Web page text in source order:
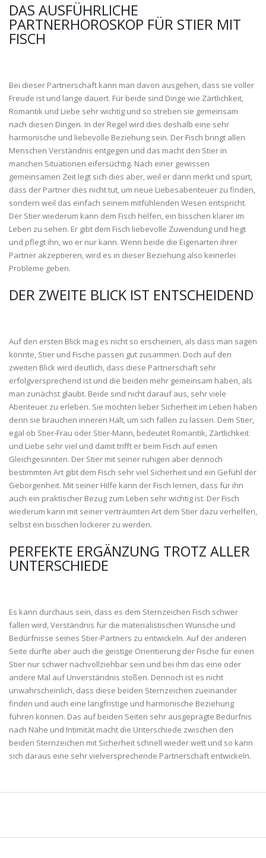
DAS AUSFÜHRLICHE
PARTNERHOROSKOP FÜR STIER MIT
FISCH
Bei dieser Partnerschaft kann man davon ausgehen, dass sie voller
Freude ist und lange dauert. Für beide sind Dinge wie Zärtlichkeit,
Romantik und Liebe sehr wichtig und so streben sie gemeinsam
nach diesen Dingen. In der Regel wird dies deshalb eine sehr
harmonische und liebevolle Beziehung sein. Der Fisch bringt allen
Menschen Verständnis entgegen und das macht den Stier in
manchen Situationen eifersüchtig. Nach einer gewissen
gemeinsamen Zeit legt sich dies aber, weil er dann merkt und spürt,
dass der Partner dies nicht tut, um neue Liebesabenteuer zu finden,
sondern weil das einfach seinem mitfühlenden Wesen entspricht.
Der Stier wiederum kann dem Fisch helfen, ein bisschen klarer im
Leben zu sehen. Er gibt dem Fisch liebevolle Zuwendung und hegt
und pflegt ihn, wo er nur kann. Wenn beide die Eigenarten ihrer
Partner akzeptieren, wird es in dieser Beziehung also keinerlei
Probleme geben.
DER ZWEITE BLICK IST ENTSCHEIDEND
Auf den ersten Blick mag es nicht so erscheinen, als dass man sagen
könnte, Stier und Fische passen gut zusammen. Doch auf den
zweiten Blick wird deutlich, dass diese Partnerschaft sehr
erfolgversprechend ist und die beiden mehr gemeinsam haben, als
man zunächst glaubt. Beide sind nicht darauf aus, sehr viele
Abenteuer zu erleben. Sie möchten lieber Sicherheit im Leben haben
denn sie brauchen inneren Halt, um sich fallen zu lassen. Dem Stier,
egal ob Stier-Frau oder Stier-Mann, bedeutet Romantik, Zärtlichkeit
und Liebe sehr viel und damit trifft er beim Fisch auf einen
Gleichgesinnten. Der Stier mit seiner ruhigen aber dennoch
bestimmten Art gibt dem Fisch sehr viel Sicherheit und ein Gefühl der
Geborgenheit. Mit seiner Hilfe kann der Fisch lernen, dass für ihn
auch ein praktischer Bezug zum Leben sehr wichtig ist. Der Fisch
wiederum kann mit seiner verträumten Art dem Stier dazu verhelfen,
selbst ein bisschen lockerer zu werden.
PERFEKTE ERGÄNZUNG TROTZ ALLER
UNTERSCHIEDE
Es kann durchaus sein, dass es dem Sternzeichen Fisch schwer
fallen wird, Verständnis für die materialistischen Wünsche und
Bedürfnisse seines Stier-Partners zu entwickeln. Auf der anderen
Seite dürfte aber auch die geistige Orientierung der Fische für einen
Stier nur schwer nachvollziehbar sein und bei ihm das eine oder
andere Mal auf Unverständnis stoßen. Dennoch ist es nicht
unwahrscheinlich, dass diese beiden Sternzeichen zueinander
finden und auch eine langfristige und harmonische Beziehung
führen können. Das auf beiden Seiten sehr ausgeprägte Bedürfnis
nach Nähe und Intimität macht die Unterschiede zwischen den
beiden Sternzeichen mit Sicherheit schnell wieder wett und so kann
sich daraus eine sehr vielversprechende Partnerschaft entwickeln.